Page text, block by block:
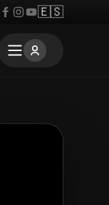
🇪🇸